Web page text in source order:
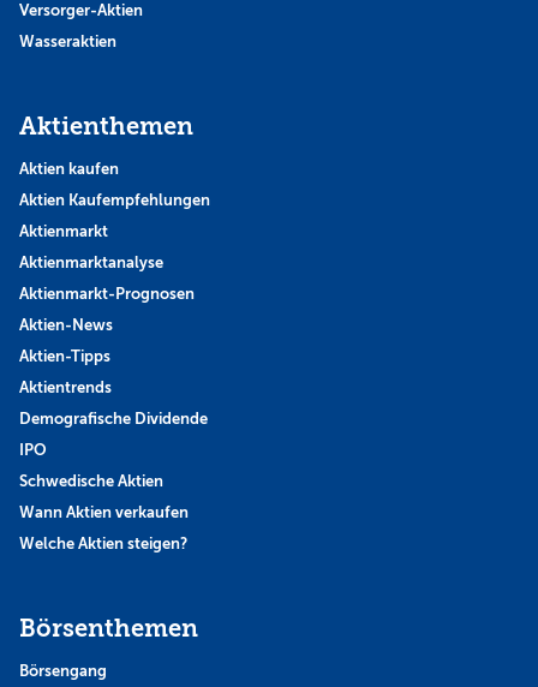
Versorger-Aktien
Wasseraktien
Aktienthemen
Aktien kaufen
Aktien Kaufempfehlungen
Aktienmarkt
Aktienmarktanalyse
Aktienmarkt-Prognosen
Aktien-News
Aktien-Tipps
Aktientrends
Demografische Dividende
IPO
Schwedische Aktien
Wann Aktien verkaufen
Welche Aktien steigen?
Börsenthemen
Börsengang